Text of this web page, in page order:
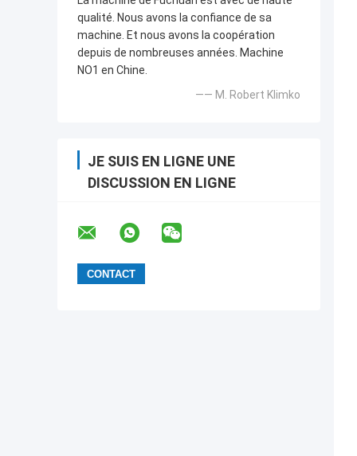
qualité. Nous avons la confiance de sa
machine. Et nous avons la coopération
depuis de nombreuses années. Machine
NO1 en Chine.
—— M. Robert Klimko
JE SUIS EN LIGNE UNE
DISCUSSION EN LIGNE